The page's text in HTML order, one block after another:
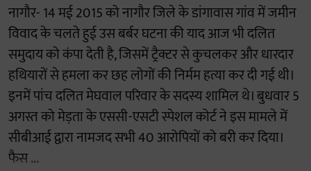
नागौर- 14 मई 2015 को नागौर जिले के डांगावास गांव में जमीन
विवाद के चलते हुई उस बर्बर घटना की याद आज भी दलित
समुदाय को कंपा देती है, जिसमें ट्रैक्टर से कुचलकर और धारदार
हथियारों से हमला कर छह लोगों की निर्मम हत्या कर दी गई थी।
इनमें पांच दलित मेघवाल परिवार के सदस्य शामिल थे। बुधवार 5
अगस्त को मेड़ता के एससी-एसटी स्पेशल कोर्ट ने इस मामले में
सीबीआई द्वारा नामजद सभी 40 आरोपियों को बरी कर दिया।
फैस ...